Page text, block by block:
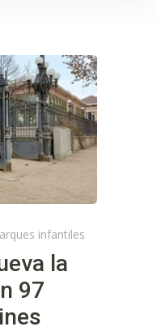
infantiles
la
97